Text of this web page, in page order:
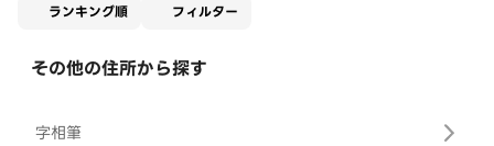
ランキング順 フィルター
その他の住所から探す
字相筆